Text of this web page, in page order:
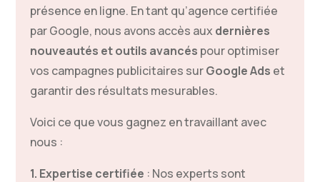
présence en ligne. En tant qu’agence certifiée
par Google, nous avons accès aux dernières
nouveautés et outils avancés pour optimiser
vos campagnes publicitaires surGoogle Ads et
garantir des résultats mesurables.
Voici ce que vous gagnez en travaillant avec
nous :
1. Expertise certifiée : Nos experts sont